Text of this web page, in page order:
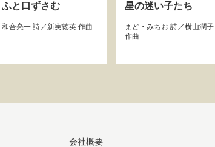
ふと口ずさむ
和合亮一 詩／新実徳英 作曲
星の迷い子たち
まど・みちお 詩／横山潤子
作曲
会社概要